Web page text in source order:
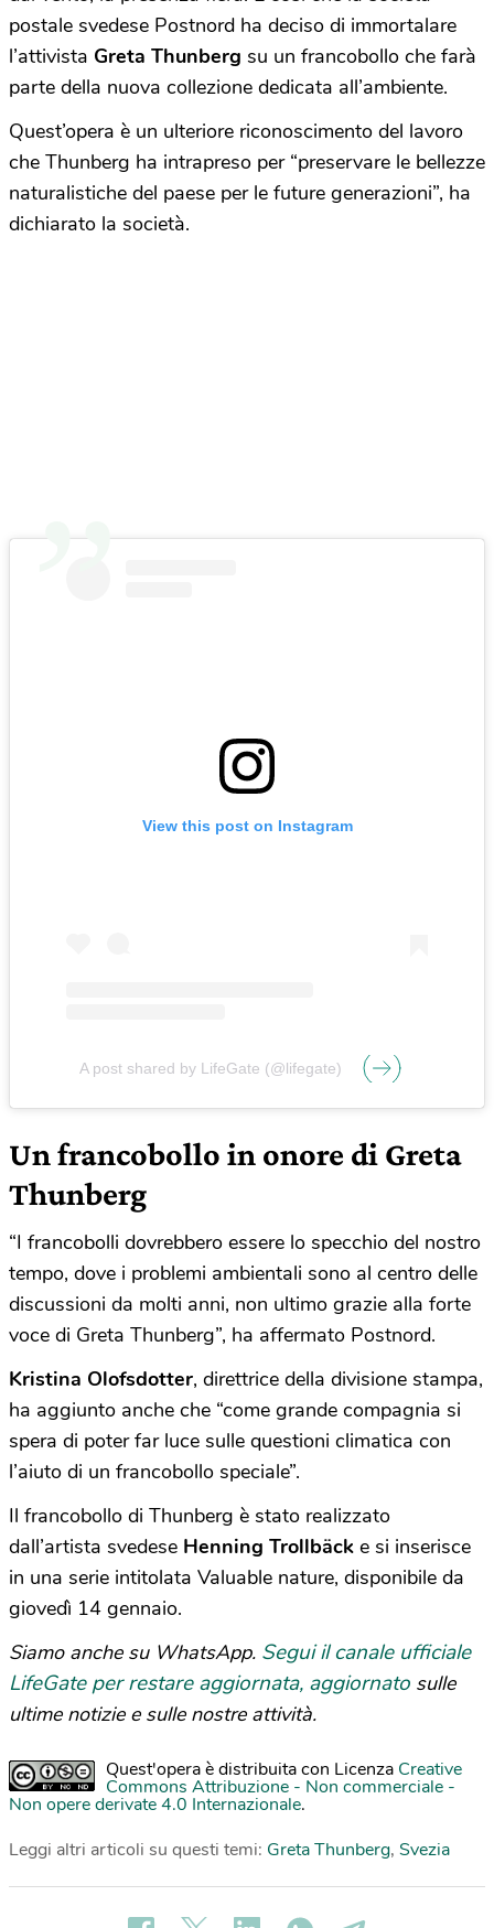
postale svedese Postnord ha deciso di immortalare
l’attivista Greta Thunberg su un francobollo che farà
parte della nuova collezione dedicata all’ambiente.
Quest’opera è un ulteriore riconoscimento del lavoro
che Thunberg ha intrapreso per “preservare le bellezze
naturalistiche del paese per le future generazioni”, ha
dichiarato la società.
View this post on Instagram
A post shared by LifeGate (@lifegate)
Un francobollo in onore di Greta
Thunberg
“I francobolli dovrebbero essere lo specchio del nostro
tempo, dove i problemi ambientali sono al centro delle
discussioni da molti anni, non ultimo grazie alla forte
voce di Greta Thunberg”, ha affermato Postnord.
Kristina Olofsdotter, direttrice della divisione stampa,
ha aggiunto anche che “come grande compagnia si
spera di poter far luce sulle questioni climatica con
l’aiuto di un francobollo speciale”.
Il francobollo di Thunberg è stato realizzato
dall’artista svedese Henning Trollbäck e si inserisce
in una serie intitolata Valuable nature, disponibile da
giovedì 14 gennaio.
Siamo anche su WhatsApp. Segui il canale ufficiale
LifeGate per restare aggiornata, aggiornato sulle
ultime notizie e sulle nostre attività.
Quest'opera è distribuita con Licenza Creative
Commons Attribuzione - Non commerciale -
Non opere derivate 4.0 Internazionale.
Leggi altri articoli su questi temi: Greta Thunberg, Svezia